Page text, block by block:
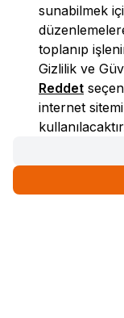
sunabilmek
toplanıp
Gizlilik ve
Reddet
internet